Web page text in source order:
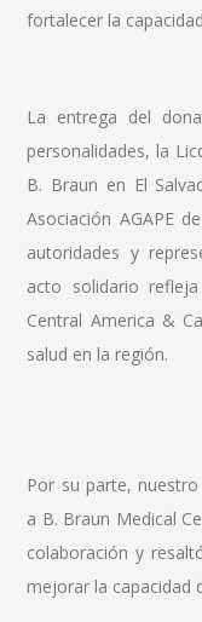
fortalecer la
La entrega del
personalidades, la
B. Braun en El
Asociación AGAPE
autoridades y
acto solidario
Central America &
salud en la región.
Por su parte,
a B. Braun Medical
colaboración y
mejorar la capacidad